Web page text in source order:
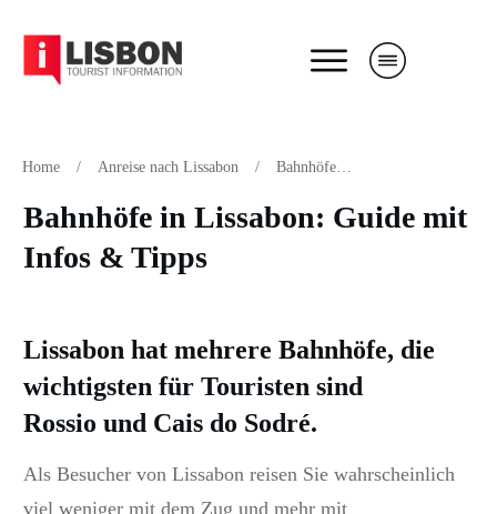
Home / Anreise nach Lissabon /
Bahnhöfe in Lissabon: Guide mit
Infos & Tipps
Lissabon hat mehrere Bahnhöfe, die
wichtigsten für Touristen sind
Rossio und Cais do Sodré.
Als Besucher von Lissabon reisen Sie wahrscheinlich
viel weniger mit dem Zug und mehr mit